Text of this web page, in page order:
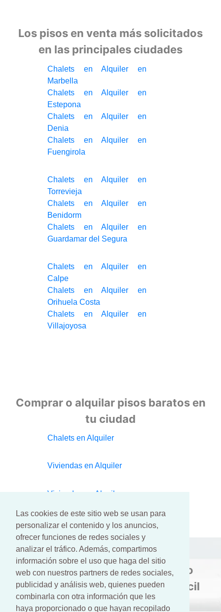
Las cookies de este sitio web se usan para
personalizar el contenido y los anuncios,
ofrecer funciones de redes sociales y
analizar el tráfico. Además, compartimos
información sobre el uso que haga del sitio
web con nuestros partners de redes sociales,
publicidad y análisis web, quienes pueden
combinarla con otra información que les
haya proporcionado o que hayan recopilado
Los pisos en venta más solicitados
en las principales ciudades
Chalets en Alquiler en
Marbella
Chalets en Alquiler en
Estepona
Chalets en Alquiler en
Denia
Chalets en Alquiler en
Fuengirola
Chalets en Alquiler en
Torrevieja
Chalets en Alquiler en
Benidorm
Chalets en Alquiler en
Guardamar del Segura
Chalets en Alquiler en
Calpe
Chalets en Alquiler en
Orihuela Costa
Chalets en Alquiler en
Villajoyosa
Comprar o alquilar pisos baratos en
tu ciudad
Chalets en Alquiler
Viviendas en Alquiler
Viviendas en Alquiler
Si busca casa o piso en venta o
alquiler Pisocasas se lo pone fácil